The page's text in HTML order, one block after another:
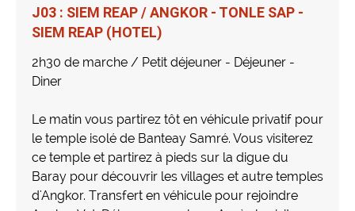
J03 : SIEM REAP / ANGKOR - TONLE SAP -
SIEM REAP (HOTEL)
2h30 de marche / Petit déjeuner - Déjeuner -
Diner
Le matin vous partirez tôt en véhicule privatif pour
le temple isolé de Banteay Samré. Vous visiterez
ce temple et partirez à pieds sur la digue du
Baray pour découvrir les villages et autre temples
d'Angkor. Transfert en véhicule pour rejoindre